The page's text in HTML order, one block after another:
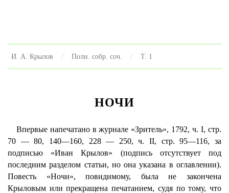
И. А. Крылов Полн. собр. соч. Т. 1
НОЧИ
Впервые напечатано в журнале «Зритель», 1792, ч. I, стр.
70 — 80, 140—160, 228 — 250, ч. II, стр. 95—116, за
подписью «Иван Крылов» (подпись отсутствует под
последним разделом статьи, но она указана в оглавлении).
Повесть «Ночи», повидимому, была не закончена
Крыловым или прекращена печатанием, судя по тому, что